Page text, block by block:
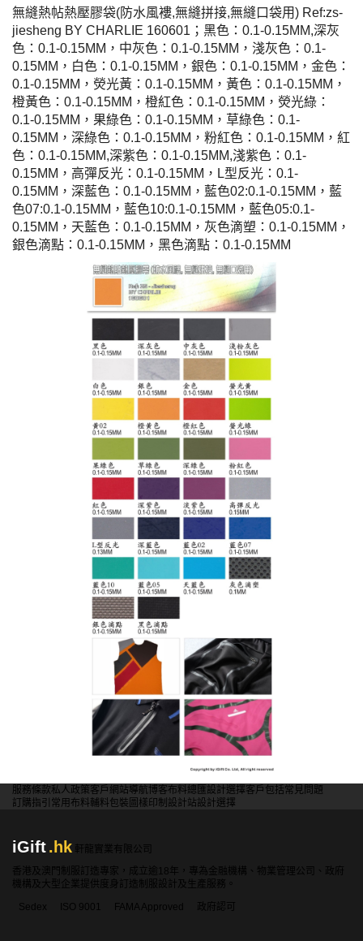
無縫熱帖熱壓膠袋(防水風褸,無縫拼接,無縫口袋用) Ref:zs-
jiesheng BY CHARLIE 160601；黑色：0.1-0.15MM,深灰
色：0.1-0.15MM，中灰色：0.1-0.15MM，淺灰色：0.1-
0.15MM，白色：0.1-0.15MM，銀色：0.1-0.15MM，金色：
0.1-0.15MM，熒光黃：0.1-0.15MM，黃色：0.1-0.15MM，
橙黃色：0.1-0.15MM，橙紅色：0.1-0.15MM，熒光綠：
0.1-0.15MM，果綠色：0.1-0.15MM，草綠色：0.1-
0.15MM，深綠色：0.1-0.15MM，粉紅色：0.1-0.15MM，紅
色：0.1-0.15MM,深紫色：0.1-0.15MM,淺紫色：0.1-
0.15MM，高彈反光：0.1-0.15MM，L型反光：0.1-
0.15MM，深藍色：0.1-0.15MM，藍色02:0.1-0.15MM，藍
色07:0.1-0.15MM，藍色10:0.1-0.15MM，藍色05:0.1-
0.15MM，天藍色：0.1-0.15MM，灰色滴塑：0.1-0.15MM，
銀色滴點：0.1-0.15MM，黑色滴點：0.1-0.15MM
服務條款私人政策客戶 網站導航博客布料總匯設計選擇客戶包括常見問題
訂購指引 常用布料輔料包裝 圖樣印制 設計站設計選擇
iGift.hk
軒龍實業有限公司
香港及澳門制服訂造專家，成立逾18年，專為金融機構、物業管理公司、政府
機構及大型企業提供度身訂造制服設計及生產服務。
Sedex
ISO 9001 FAMA Approved 政府認可